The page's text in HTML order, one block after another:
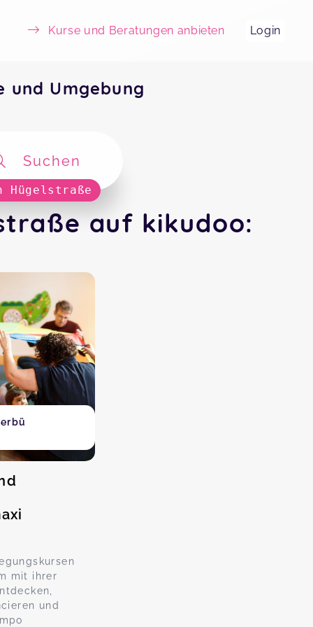
Kurse und Beratungen anbieten Login
und Umgebung
Suchen
Hügelstraße
auf kikudoo:
mit ihrer
und